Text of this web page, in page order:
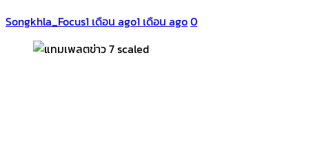
Songkhla_Focus1 เดือน ago1 เดือน ago0